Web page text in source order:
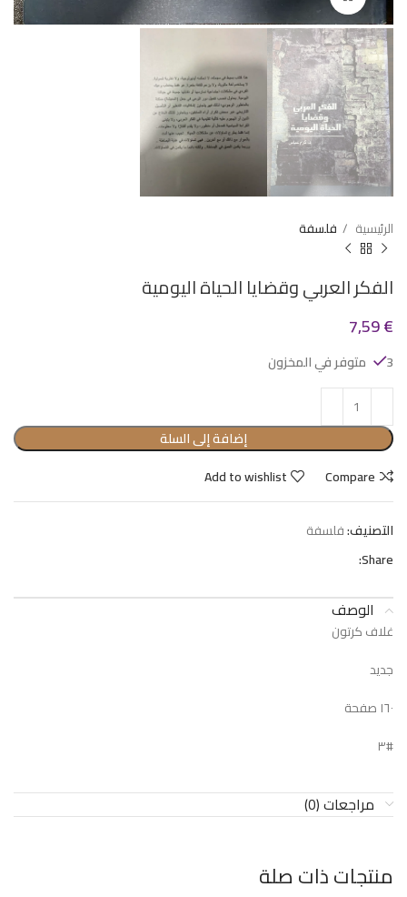
الرئيسية فلسفة
الفكر العربي وقضايا الحياة اليومية
7,59€
3 متوفر في المخزون
إضافة إلى السلة
Compare
Add to wishlist
التصنيف:فلسفة
Share:
الوصف
غلاف كرتون
جديد
١٦٠ صفحة
#٣
مراجعات (0)
منتجات ذات صلة